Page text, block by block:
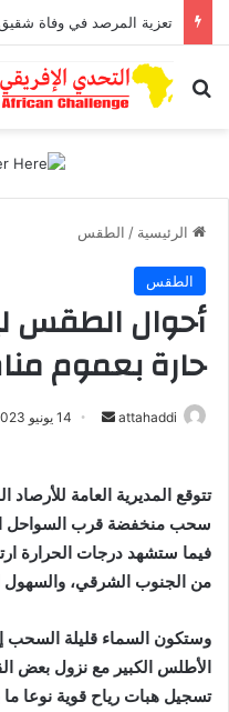
بحث عن
الرئيسية / الطقس
الطقس
أحوال الطقس
حارة بعموم
attahaddi
أرسل 14 يونيو 2023
تتوقع المديرية العامة للأرصاد
سحب منخفضة قرب السواحل
فيما ستشهد درجات الحرارة
من الجنوب الشرقي،
وستكون السماء قليلة السحب
الأطلس الكبير مع نزول بعض
تسجيل هبات رياح قوية نوعا